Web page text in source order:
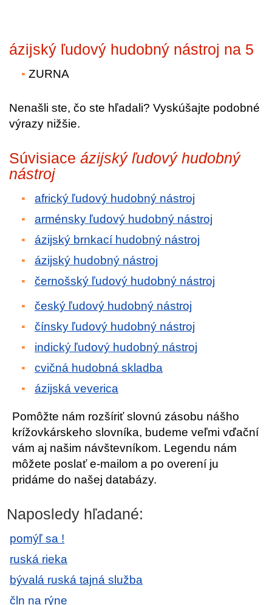
ázijský ľudový hudobný nástroj na 5
ZURNA
Nenašli ste, čo ste hľadali? Vyskúšajte podobné
výrazy nižšie.
Súvisiace ázijský ľudový hudobný
nástroj
africký ľudový hudobný nástroj
arménsky ľudový hudobný nástroj
ázijský brnkací hudobný nástroj
ázijský hudobný nástroj
černošský ľudový hudobný nástroj
český ľudový hudobný nástroj
čínsky ľudový hudobný nástroj
indický ľudový hudobný nástroj
cvičná hudobná skladba
ázijská veverica
Pomôžte nám rozšíriť slovnú zásobu nášho
krížovkárskeho slovníka, budeme veľmi vďační
vám aj našim návštevníkom. Legendu nám
môžete poslať e-mailom a po overení ju
pridáme do našej databázy.
Naposledy hľadané:
pomýľ sa !
ruská rieka
bývalá ruská tajná služba
čln na rýne